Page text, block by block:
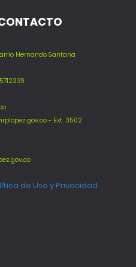
Hernando Santana
- Ext. 3502
de Uso y Privacidad